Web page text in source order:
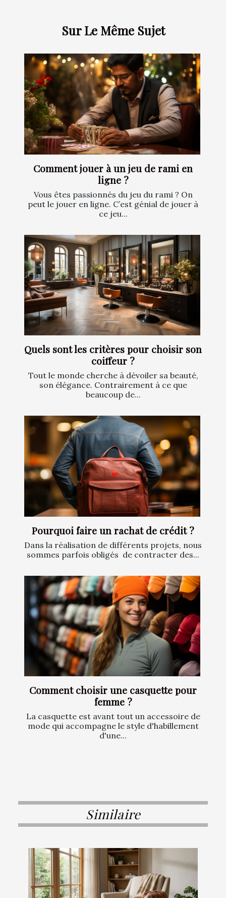
Sur Le Même Sujet
Comment jouer à un jeu de rami en
ligne ?
Vous êtes passionnés du jeu du rami ? On
peut le jouer en ligne. C’est génial de jouer à
ce jeu...
Quels sont les critères pour choisir son
coiffeur ?
Tout le monde cherche à dévoiler sa beauté,
son élégance. Contrairement à ce que
beaucoup de...
Pourquoi faire un rachat de crédit ?
Dans la réalisation de différents projets, nous
sommes parfois obligés de contracter des...
Comment choisir une casquette pour
femme ?
La casquette est avant tout un accessoire de
mode qui accompagne le style d'habillement
d'une...
Similaire